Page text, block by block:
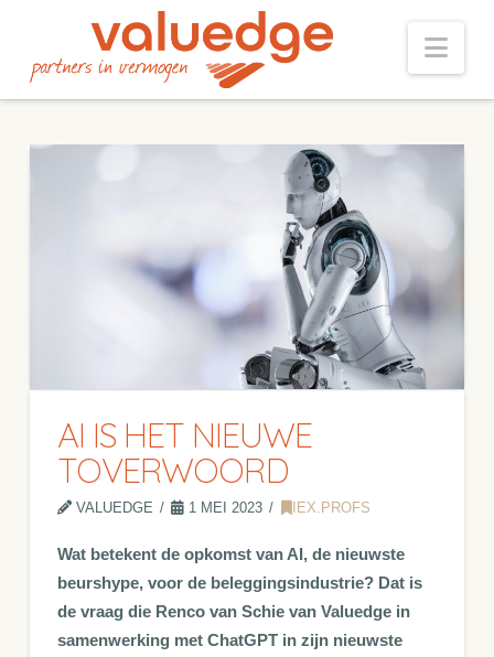
AI IS HET NIEUWE
TOVERWOORD
VALUEDGE 1 MEI 2023 IEX.PROFS
Wat betekent de opkomst van AI, de nieuwste
beurshype, voor de beleggingsindustrie? Dat is
de vraag die Renco van Schie van Valuedge in
samenwerking met ChatGPT in zijn nieuwste